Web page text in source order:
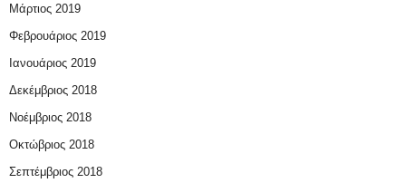
Μάρτιος 2019
Φεβρουάριος 2019
Ιανουάριος 2019
Δεκέμβριος 2018
Νοέμβριος 2018
Οκτώβριος 2018
Σεπτέμβριος 2018